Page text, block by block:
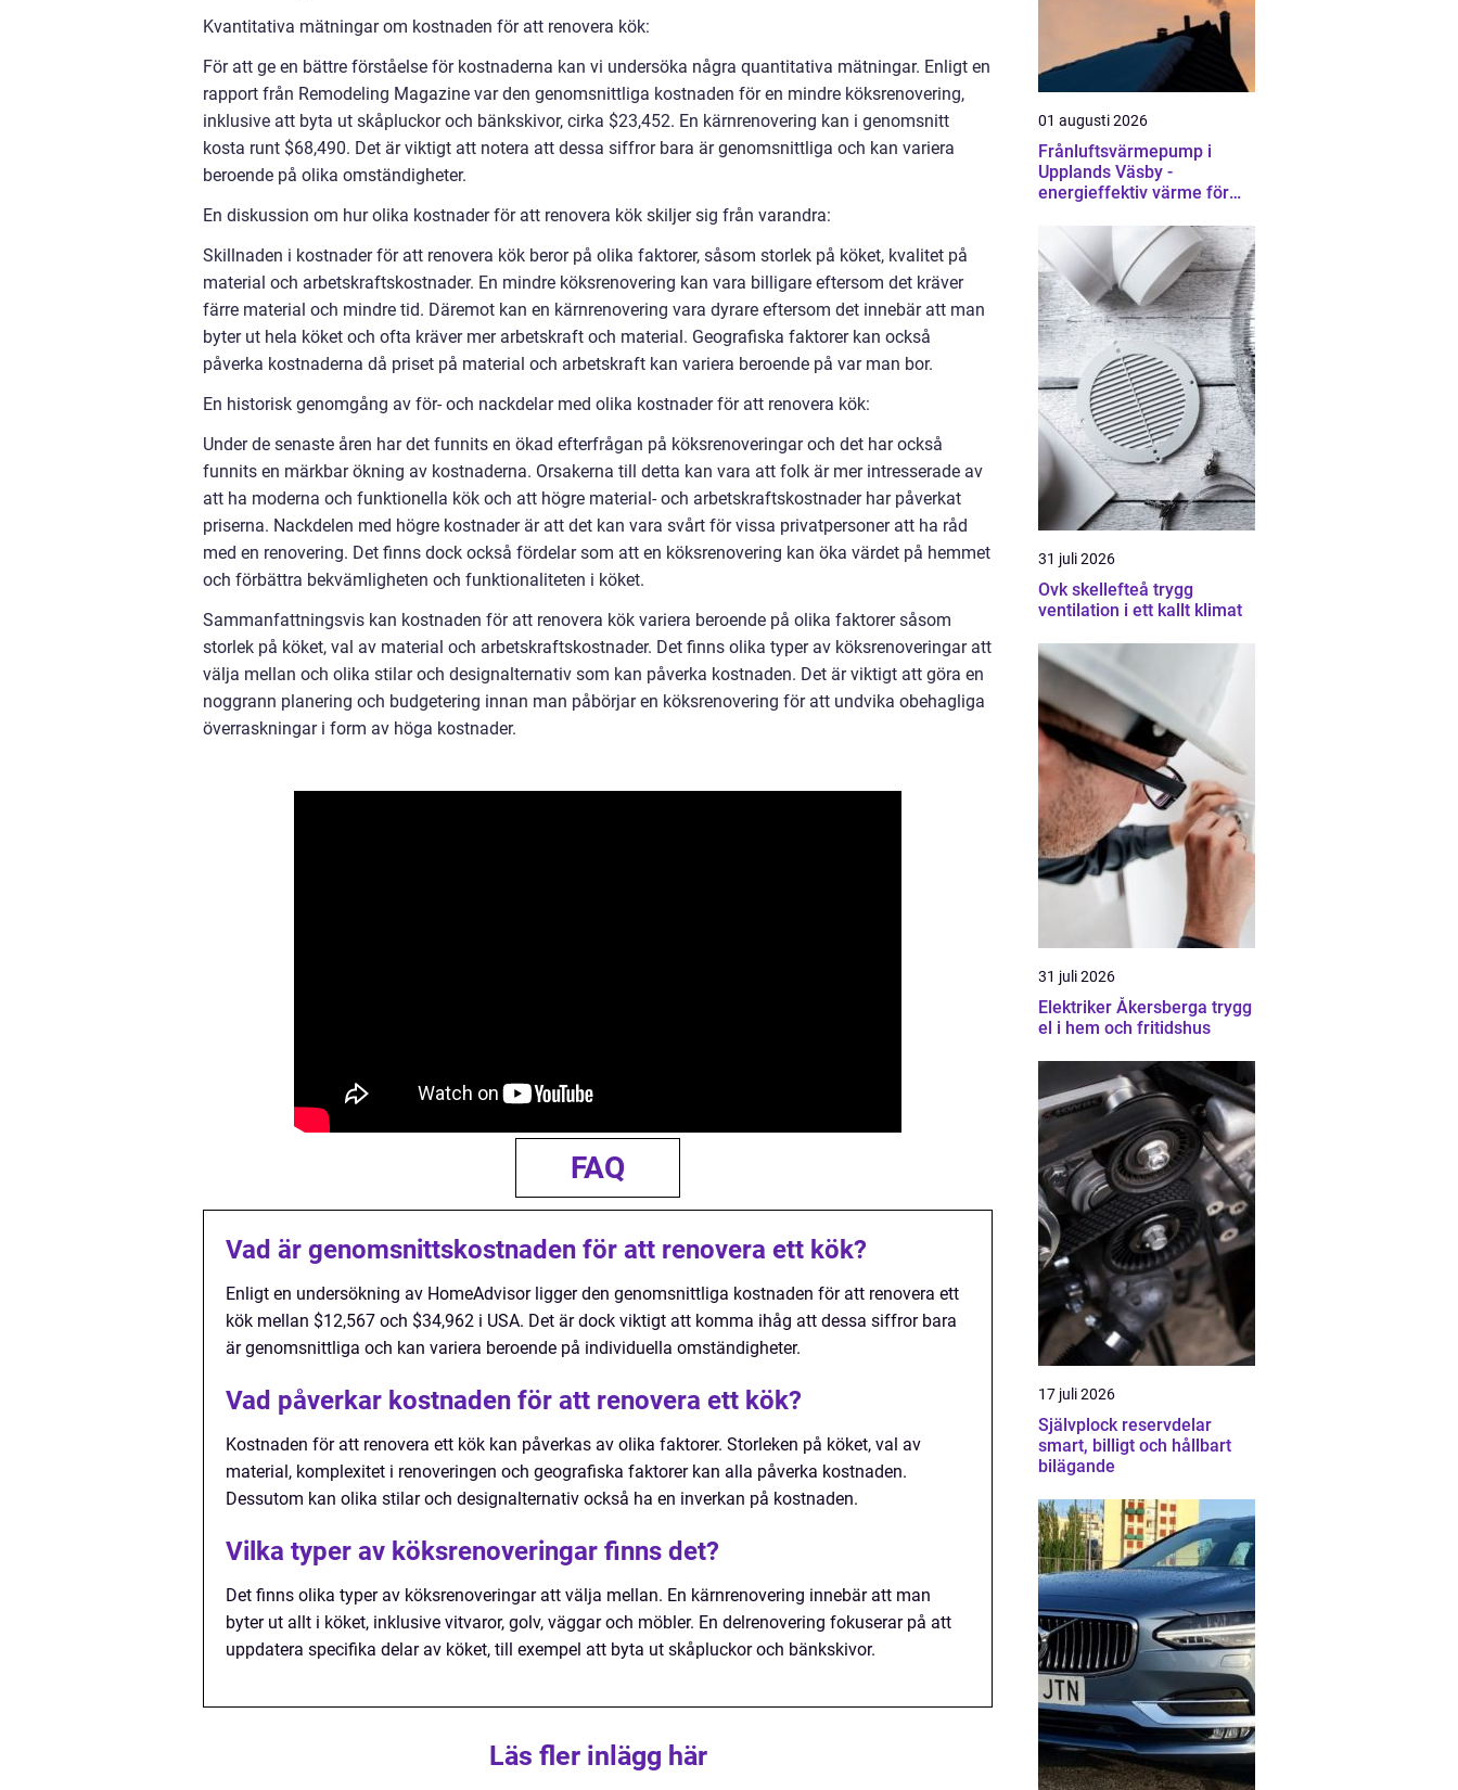
Kvantitativa mätningar om kostnaden för att renovera kök:
För att ge en bättre förståelse för kostnaderna kan vi undersöka några quantitativa mätningar. Enligt en
rapport från Remodeling Magazine var den genomsnittliga kostnaden för en mindre köksrenovering,
inklusive att byta ut skåpluckor och bänkskivor, cirka $23,452. En kärnrenovering kan i genomsnitt
kosta runt $68,490. Det är viktigt att notera att dessa siffror bara är genomsnittliga och kan variera
beroende på olika omständigheter.
En diskussion om hur olika kostnader för att renovera kök skiljer sig från varandra:
Skillnaden i kostnader för att renovera kök beror på olika faktorer, såsom storlek på köket, kvalitet på
material och arbetskraftskostnader. En mindre köksrenovering kan vara billigare eftersom det kräver
färre material och mindre tid. Däremot kan en kärnrenovering vara dyrare eftersom det innebär att man
byter ut hela köket och ofta kräver mer arbetskraft och material. Geografiska faktorer kan också
påverka kostnaderna då priset på material och arbetskraft kan variera beroende på var man bor.
En historisk genomgång av för- och nackdelar med olika kostnader för att renovera kök:
Under de senaste åren har det funnits en ökad efterfrågan på köksrenoveringar och det har också
funnits en märkbar ökning av kostnaderna. Orsakerna till detta kan vara att folk är mer intresserade av
att ha moderna och funktionella kök och att högre material- och arbetskraftskostnader har påverkat
priserna. Nackdelen med högre kostnader är att det kan vara svårt för vissa privatpersoner att ha råd
med en renovering. Det finns dock också fördelar som att en köksrenovering kan öka värdet på hemmet
och förbättra bekvämligheten och funktionaliteten i köket.
Sammanfattningsvis kan kostnaden för att renovera kök variera beroende på olika faktorer såsom
storlek på köket, val av material och arbetskraftskostnader. Det finns olika typer av köksrenoveringar att
välja mellan och olika stilar och designalternativ som kan påverka kostnaden. Det är viktigt att göra en
noggrann planering och budgetering innan man påbörjar en köksrenovering för att undvika obehagliga
överraskningar i form av höga kostnader.
FAQ
Vad är genomsnittskostnaden för att renovera ett kök?
Enligt en undersökning av HomeAdvisor ligger den genomsnittliga kostnaden för att renovera ett
kök mellan $12,567 och $34,962 i USA. Det är dock viktigt att komma ihåg att dessa siffror bara
är genomsnittliga och kan variera beroende på individuella omständigheter.
Vad påverkar kostnaden för att renovera ett kök?
Kostnaden för att renovera ett kök kan påverkas av olika faktorer. Storleken på köket, val av
material, komplexitet i renoveringen och geografiska faktorer kan alla påverka kostnaden.
Dessutom kan olika stilar och designalternativ också ha en inverkan på kostnaden.
Vilka typer av köksrenoveringar finns det?
Det finns olika typer av köksrenoveringar att välja mellan. En kärnrenovering innebär att man
byter ut allt i köket, inklusive vitvaror, golv, väggar och möbler. En delrenovering fokuserar på att
uppdatera specifika delar av köket, till exempel att byta ut skåpluckor och bänkskivor.
Läs fler inlägg här
01 augusti 2026
Frånluftsvärmepump i
Upplands Väsby -
energieffektiv värme för
31 juli 2026
Ovk skellefteå trygg
ventilation i ett kallt klimat
31 juli 2026
Elektriker Åkersberga trygg
el i hem och fritidshus
17 juli 2026
Självplock reservdelar
smart, billigt och hållbart
bilägande